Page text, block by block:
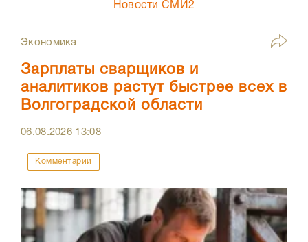
Новости СМИ2
Экономика
Зарплаты сварщиков и
аналитиков растут быстрее всех в
Волгоградской области
06.08.2026 13:08
Комментарии